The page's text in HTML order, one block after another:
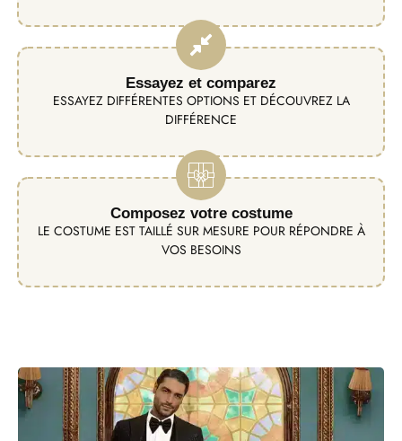
Essayez et comparez
ESSAYEZ DIFFÉRENTES OPTIONS ET DÉCOUVREZ LA
DIFFÉRENCE
Composez votre costume
LE COSTUME EST TAILLÉ SUR MESURE POUR RÉPONDRE À
VOS BESOINS